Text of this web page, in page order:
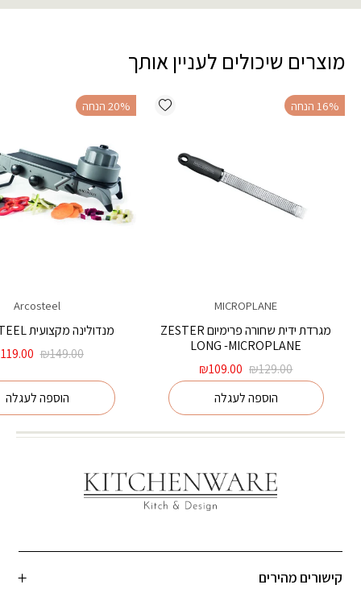
מוצרים שיכולים לעניין אותך
Add wishlist ‫16% הנחה
MICROPLANE
מגרדת ידית שחורה פרימיום ZESTER
LONG -MICROPLANE
₪129.00
המחיר
המקורי
היה:
₪129.00.
₪109.00 המחיר
הנוכחי
₪109.00.
הוספה לעגלה
‫20% הנחה
Arcosteel
מנדולינה מקצועית ARCOSTEEL
₪149.00
המחיר
היה:
119.00
הוספה לעגלה
קישורים מהירים